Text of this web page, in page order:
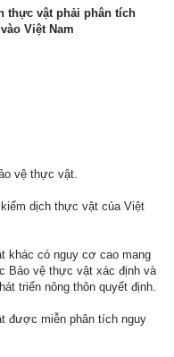
thực vật phải phân tích
Việt Nam
vệ thực vật.
dịch thực vật của Việt
khác có nguy cơ cao mang
Bảo vệ thực vật xác định và
triển nông thôn quyết định.
được miễn phân tích nguy